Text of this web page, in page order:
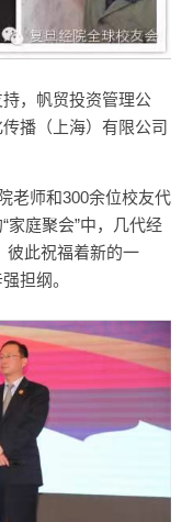
，帆贸投资管理公
播（上海）有限公司
老师和300余位校友代
家庭聚会”中，几代经
彼此祝福着新的一
担纲。